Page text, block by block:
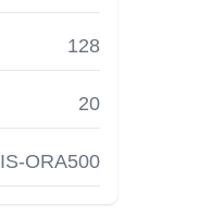
128
20
IS-ORA500